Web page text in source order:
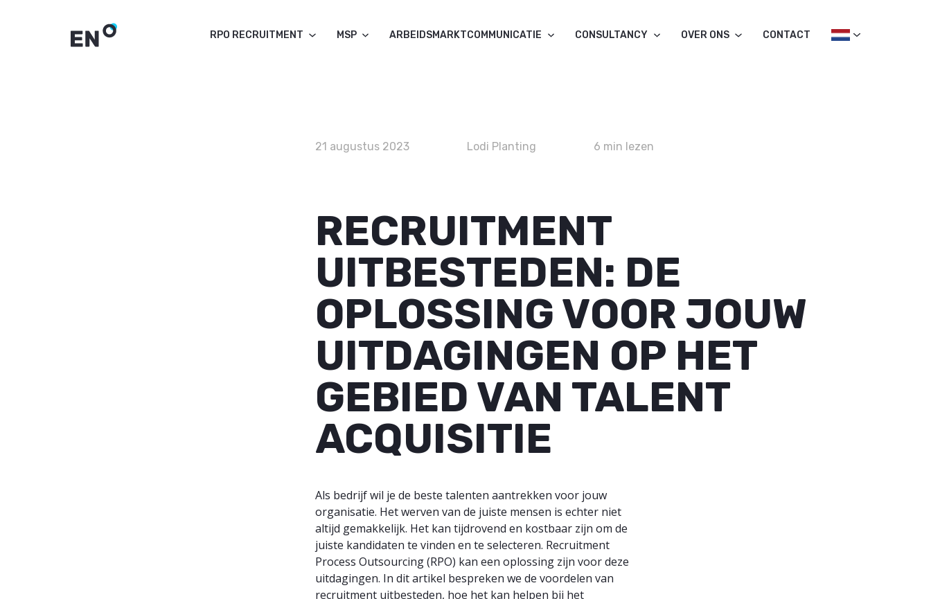
RPO RECRUITMENT MSP ARBEIDSMARKTCOMMUNICATIE CONSULTANCY OVER ONS CONTACT
21 augustus 2023 Lodi Planting 6 min lezen
RECRUITMENT
UITBESTEDEN: DE
OPLOSSING VOOR JOUW
UITDAGINGEN OP HET
GEBIED VAN TALENT
ACQUISITIE
Als bedrijf wil je de beste talenten aantrekken voor jouw
organisatie. Het werven van de juiste mensen is echter niet
altijd gemakkelijk. Het kan tijdrovend en kostbaar zijn om de
juiste kandidaten te vinden en te selecteren. Recruitment
Process Outsourcing (RPO) kan een oplossing zijn voor deze
uitdagingen. In dit artikel bespreken we de voordelen van
recruitment uitbesteden, hoe het kan helpen bij het